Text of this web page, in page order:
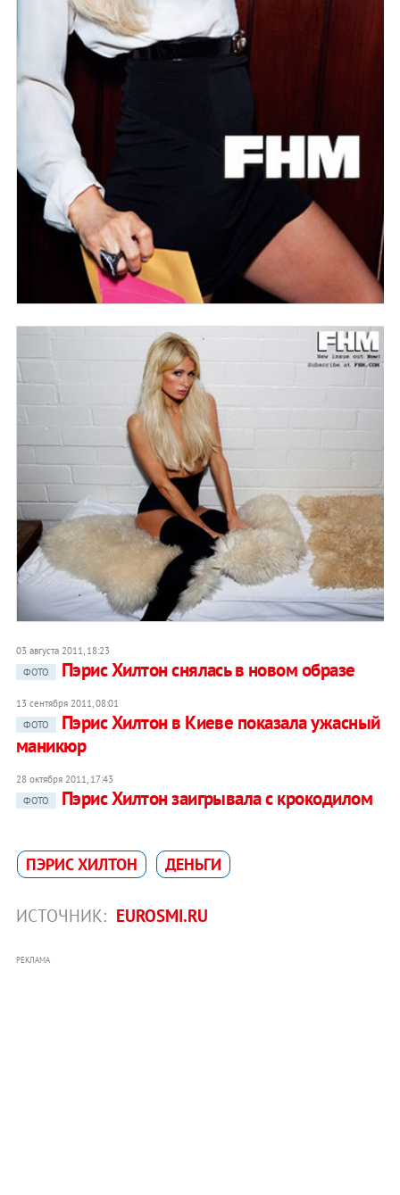
03 августа 2011, 18:23
ФОТО
Пэрис Хилтон снялась в новом образе
13 сентября 2011, 08:01
ФОТО
Пэрис Хилтон в Киеве показала ужасный
маникюр
28 октября 2011, 17:43
ФОТО
Пэрис Хилтон заигрывала с крокодилом
ПЭРИС ХИЛТОН ДЕНЬГИ
ИСТОЧНИК: EUROSMI.RU
РЕКЛАМА